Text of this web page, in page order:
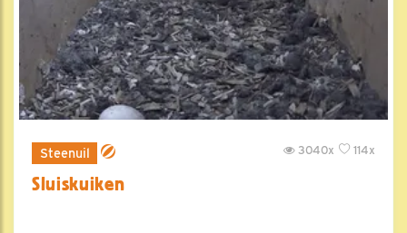
Steenuil 114x
3040x
Sluiskuiken